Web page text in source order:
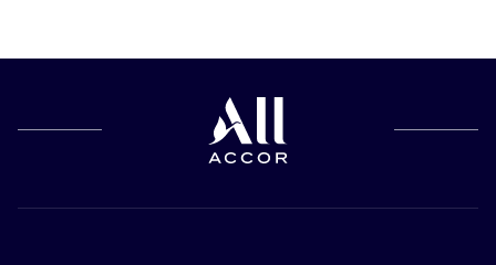
les petits
Hôtels avec
piscine à
Hôtels de
Appart'hôtels